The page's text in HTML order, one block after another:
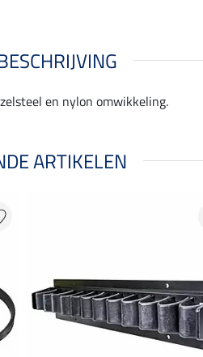
en nylon omwikkeling.
ARTIKELEN